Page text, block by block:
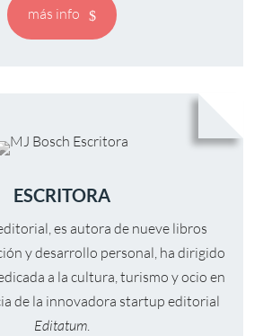
más info
ESCRITORA
es autora de nueve libros
y desarrollo personal, ha dirigido
a la cultura, turismo y ocio en
de la innovadora startup editorial
Editatum.